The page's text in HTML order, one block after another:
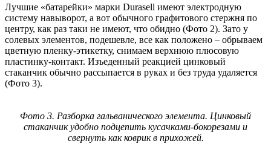
Лучшие «батарейки» марки Durasell имеют электродную
систему навыворот, а вот обычного графитового стержня по
центру, как раз таки не имеют, что обидно (Фото 2). Зато у
солевых элементов, подешевле, все как положено – обрываем
цветную пленку-этикетку, снимаем верхнюю плюсовую
пластинку-контакт. Изъеденный реакцией цинковый
стаканчик обычно рассыпается в руках и без труда удаляется
(Фото 3).
Фото 3. Разборка гальванического элемента. Цинковый
стаканчик удобно подцепить кусачками-бокорезами и
свернуть как коврик в прихожей.